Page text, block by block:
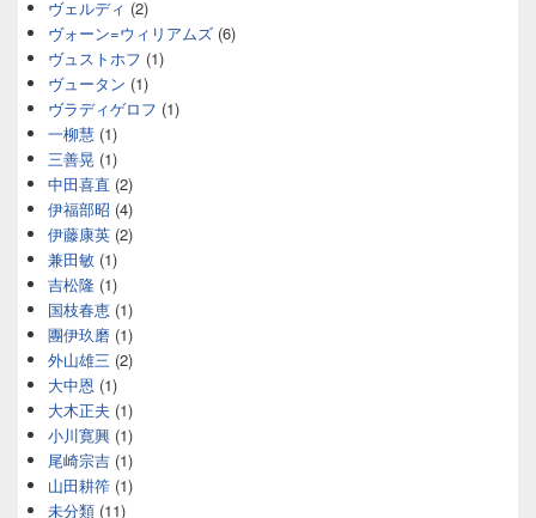
ヴェルディ (2)
ヴォーン=ウィリアムズ (6)
ヴュストホフ (1)
ヴュータン (1)
ヴラディゲロフ (1)
一柳慧 (1)
三善晃 (1)
中田喜直 (2)
伊福部昭 (4)
伊藤康英 (2)
兼田敏 (1)
吉松隆 (1)
国枝春恵 (1)
團伊玖磨 (1)
外山雄三 (2)
大中恩 (1)
大木正夫 (1)
小川寛興 (1)
尾崎宗吉 (1)
山田耕筰 (1)
未分類 (11)